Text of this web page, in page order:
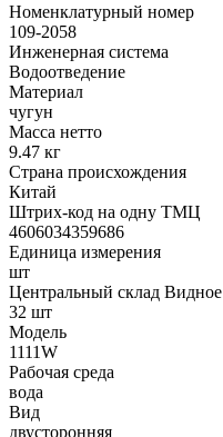
Номенклатурный номер
109-2058
Инженерная система
Водоотведение
Материал
чугун
Масса нетто
9.47 кг
Страна происхождения
Китай
Штрих-код на одну ТМЦ
4606034359686
Единица измерения
шт
Центральный склад Видное
32 шт
Модель
1111W
Рабочая среда
вода
Вид
двусторонняя